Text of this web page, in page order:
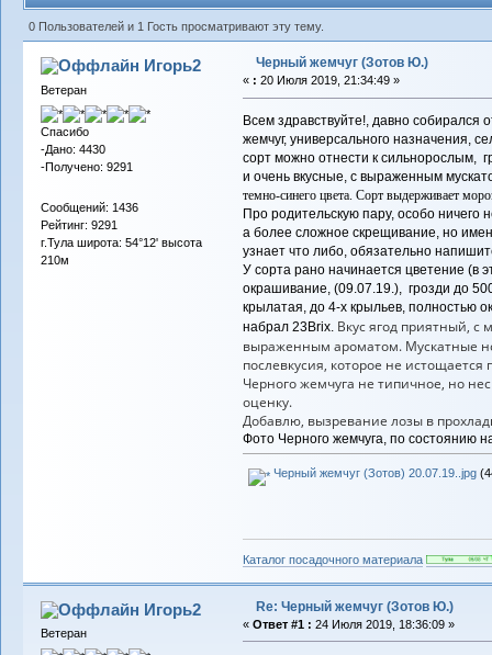
0 Пользователей и 1 Гость просматривают эту тему.
Игорь2
Ветеран
Спасибо
-Дано: 4430
-Получено: 9291
Сообщений: 1436
Рейтинг: 9291
г.Тула широта: 54°12' высота
210м
Черный жемчуг (Зотов Ю.)
« : 20 Июля 2019, 21:34:49 »
Всем здравствуйте!, давно
жемчуг, универсального назначения,
сорт можно отнести к сильнорослым,
и очень вкусные, с выраженным
темно-синего цвета. Сорт выдерживает
Про родительскую пару, особо ничего
а более сложное скрещивание, но
узнает что либо, обязательно
У сорта рано начинается цветение (в
окрашивание, (09.07.19.), грозди до
крылатая, до 4-х крыльев, полностью
набрал 23Brix. Вкус ягод приятный, с
выраженным ароматом. Мускатные
послевкусия, которое не
Черного жемчуга не типичное, но
оценку.
Добавлю, вызревание лозы в
Фото Черного жемчуга, по состоянию
Черный жемчуг (Зотов) 20.07.19..jpg
Каталог посадочного материала
Игорь2
Ветеран
Re: Черный жемчуг (Зотов Ю.)
« Ответ #1 : 24 Июля 2019, 18:36:09 »